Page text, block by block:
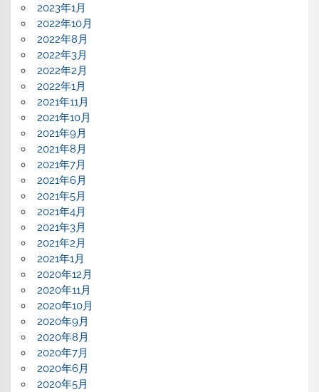
2023年1月
2022年10月
2022年8月
2022年3月
2022年2月
2022年1月
2021年11月
2021年10月
2021年9月
2021年8月
2021年7月
2021年6月
2021年5月
2021年4月
2021年3月
2021年2月
2021年1月
2020年12月
2020年11月
2020年10月
2020年9月
2020年8月
2020年7月
2020年6月
2020年5月